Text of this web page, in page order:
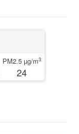
PM2.5 µg/m3
24